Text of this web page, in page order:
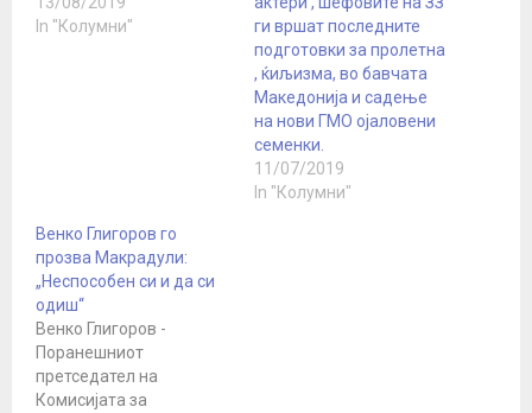
In "Колумни"
ги вршат последните
подготовки за пролетна
, ќиљизма, во бавчата
Македониjа и садење
на нови ГМО оjаловени
семенки.
11/07/2019
In "Колумни"
Венко Глигоров го
прозва Макрадули:
„Неспособен си и да си
одиш“
Венко Глигоров -
Поранешниот
претседател на
Комисијата за